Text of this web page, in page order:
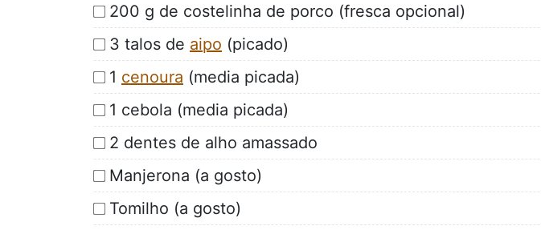
200 g de costelinha de porco (fresca opcional)
3 talos de aipo (picado)
1 cenoura (media picada)
1 cebola (media picada)
2 dentes de alho amassado
Manjerona (a gosto)
Tomilho (a gosto)